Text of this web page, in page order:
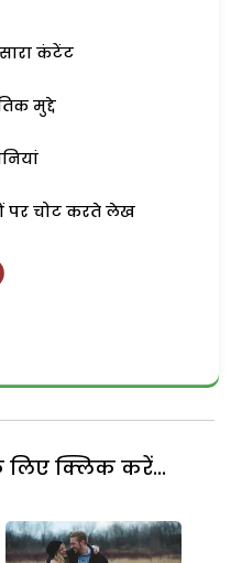
कंटेंट
मुद्दे
पर चोट करते लेख
लिए क्लिक करें...